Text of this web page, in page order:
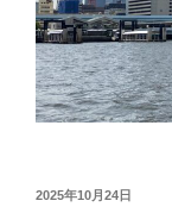
投
2025年10月24日